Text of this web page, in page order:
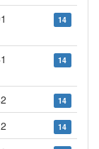
14
14
14
14